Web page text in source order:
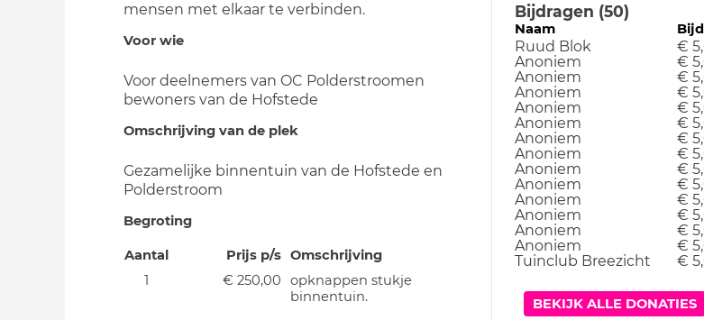
Bijdragen (50)
Naam
Ruud Blok €
Anoniem
€
Anoniem
€
Anoniem
€
Anoniem
€
Anoniem
€
Anoniem
€
Anoniem
€
Anoniem
€
Anoniem
€
Anoniem
€
Anoniem
€
Anoniem
€
Anoniem
€
Tuinclub Breezicht
€
BEKIJK ALLE DONATIES
mensen met elkaar te verbinden.
Voor wie
Voor deelnemers van OC Polderstroomen
bewoners van de Hofstede
Omschrijving van de plek
Gezamelijke binnentuin van de Hofstede en
Polderstroom
Begroting
Aantal Prijs p/s Omschrijving
1
€ 250,00
opknappen stukje
binnentuin.